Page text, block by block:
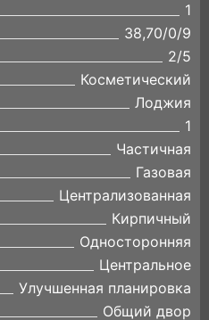
1
38,70/0/9
2/5
Косметический
Лоджия
1
Частичная
Газовая
Централизованная
Кирпичный
Односторонняя
Центральное
Улучшенная планировка
Общий двор